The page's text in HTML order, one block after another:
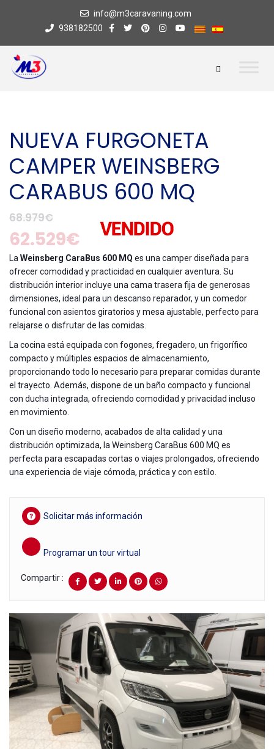
info@m3caravaning.com
938182500
NUEVA FURGONETA
CAMPER WEINSBERG
CARABUS 600 MQ
68.979€
62.529€
La Weinsberg CaraBus 600 MQ es una camper diseñada para
ofrecer comodidad y practicidad en cualquier aventura. Su
distribución interior incluye una cama trasera fija de generosas
dimensiones, ideal para un descanso reparador, y un comedor
funcional con asientos giratorios y mesa ajustable, perfecto para
relajarse o disfrutar de las comidas.
La cocina está equipada con fogones, fregadero, un frigorífico
compacto y múltiples espacios de almacenamiento,
proporcionando todo lo necesario para preparar comidas durante
el trayecto. Además, dispone de un baño compacto y funcional
con ducha integrada, ofreciendo comodidad y privacidad incluso
en movimiento.
Con un diseño moderno, acabados de alta calidad y una
distribución optimizada, la Weinsberg CaraBus 600 MQ es
perfecta para escapadas cortas o viajes prolongados, ofreciendo
una experiencia de viaje cómoda, práctica y con estilo.
Solicitar más información
Programar un tour virtual
Compartir :